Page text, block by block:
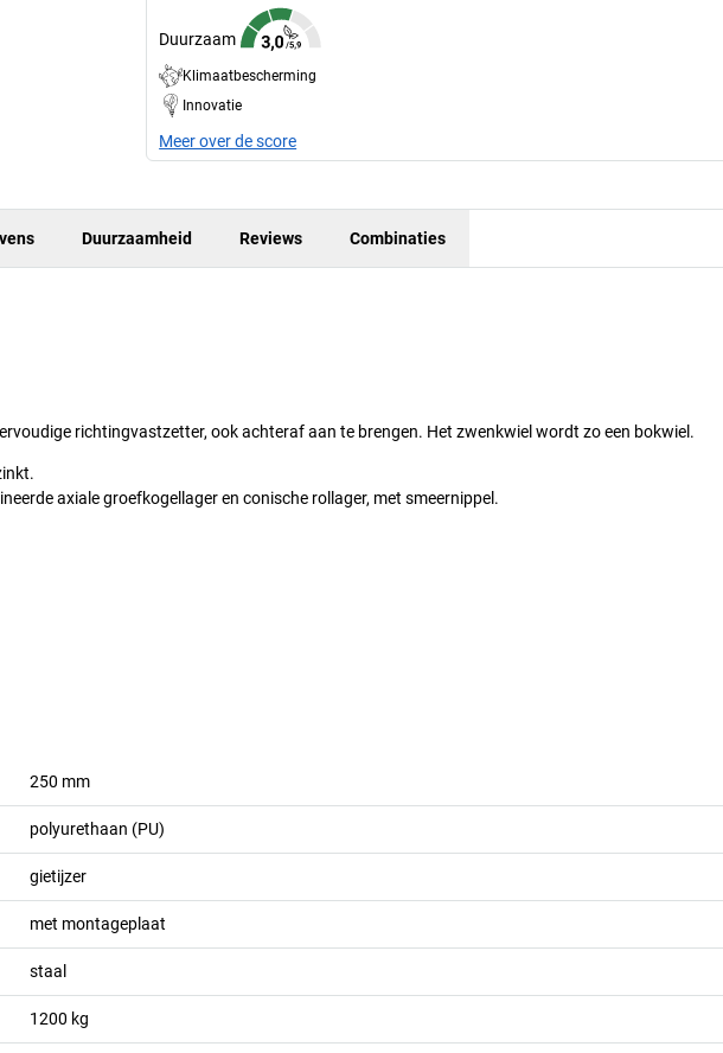
Duurzaam
Klimaatbescherming
Innovatie
Meer over de score
Duurzaamheid Reviews Combinaties
richtingvastzetter, ook achteraf aan te brengen. Het zwenkwiel wordt zo een bokwiel.
axiale groefkogellager en conische rollager, met smeernippel.
250 mm
polyurethaan (PU)
gietijzer
met montageplaat
staal
1200 kg